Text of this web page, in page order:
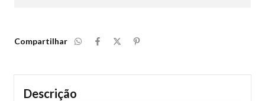
Compartilhar
Descrição